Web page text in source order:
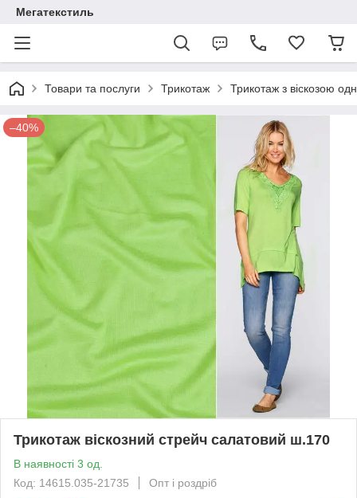
Мегатекстиль
Товари та послуги Трикотаж Трикотаж з віскозою
–40%
Трикотаж віскозний стрейч салатовий ш.170
В наявності 3 од.
Код: 14615.035-21735
Опт і роздріб